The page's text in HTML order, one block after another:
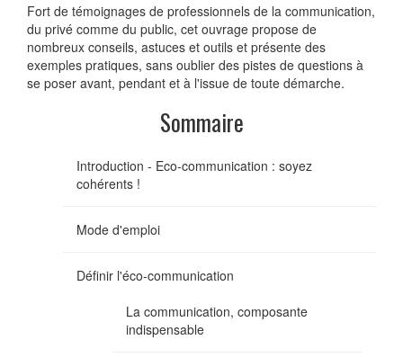
Fort de témoignages de professionnels de la communication,
du privé comme du public, cet ouvrage propose de
nombreux conseils, astuces et outils et présente des
exemples pratiques, sans oublier des pistes de questions à
se poser avant, pendant et à l'issue de toute démarche.
Sommaire
Introduction - Eco-communication : soyez
cohérents !
Mode d'emploi
Définir l'éco-communication
La communication, composante
indispensable